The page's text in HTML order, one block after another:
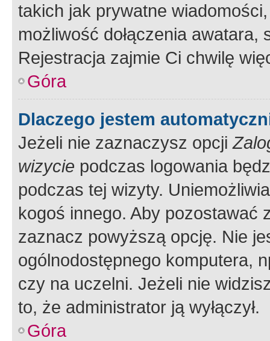
takich jak prywatne
możliwość dołączenia
Rejestracja zajmie Ci chwilę
Góra
Dlaczego jestem
Jeżeli nie zaznaczysz opcji
wizycie podczas logowania
podczas tej wizyty.
kogoś innego. Aby pozostawać
zaznacz powyższą opcję. Nie
ogólnodostępnego komputera,
czy na uczelni. Jeżeli nie
to, że administrator ją wyłączył.
Góra